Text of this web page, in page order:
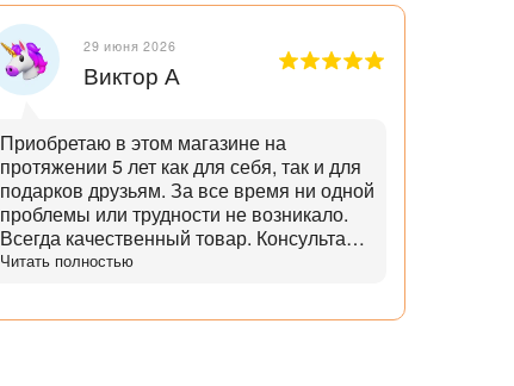
29 июня 2026
Виктор А
Приобретаю в этом магазине на
протяжении 5 лет как для себя, так и для
подарков друзьям. За все время ни одной
проблемы или трудности не возникало.
Всегда качественный товар. Консультант
помогает с выбором и советами. Советы
Читать полностью